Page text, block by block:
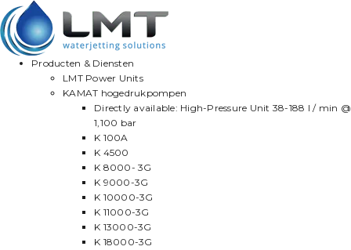
Producten & Diensten
LMT Power Units
KAMAT hogedrukpompen
Directly available: High-Pressure Unit 38-188 l / min @
1,100 bar
K 100A
K 4500
K 8000- 3G
K 9000-3G
K 10000-3G
K 11000-3G
K 13000-3G
K 18000-3G